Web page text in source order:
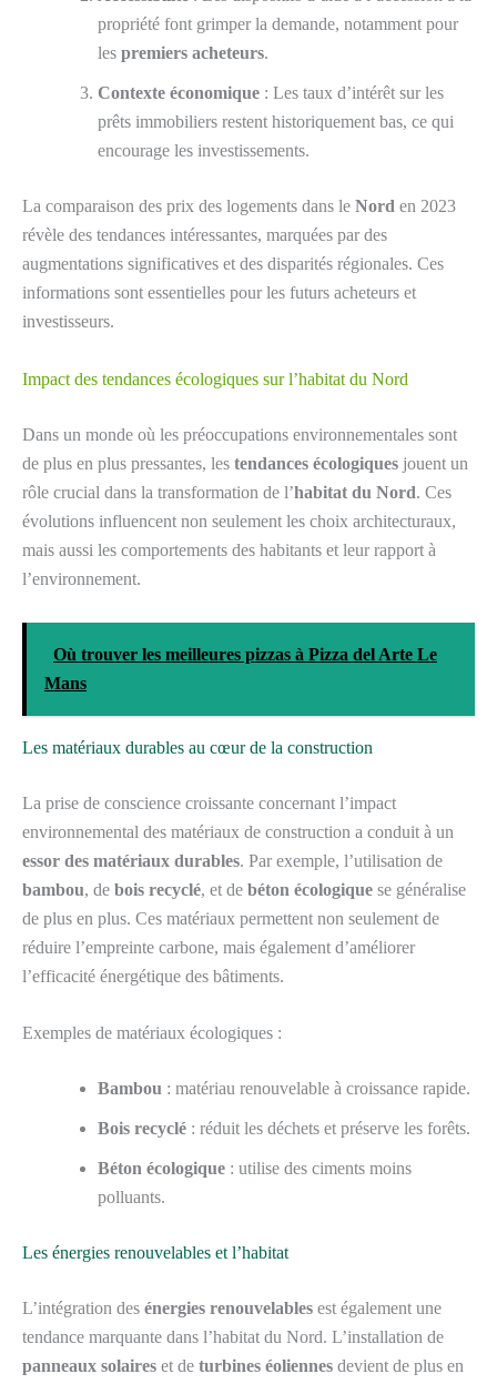
propriété font grimper la demande, notamment pour
les premiers acheteurs.
Contexte économique : Les taux d’intérêt sur les
prêts immobiliers restent historiquement bas, ce qui
encourage les investissements.
La comparaison des prix des logements dans le Nord en 2023
révèle des tendances intéressantes, marquées par des
augmentations significatives et des disparités régionales. Ces
informations sont essentielles pour les futurs acheteurs et
investisseurs.
Impact des tendances écologiques sur l’habitat du Nord
Dans un monde où les préoccupations environnementales sont
de plus en plus pressantes, les tendances écologiques jouent un
rôle crucial dans la transformation de l’habitat du Nord. Ces
évolutions influencent non seulement les choix architecturaux,
mais aussi les comportements des habitants et leur rapport à
l’environnement.
Où trouver les meilleures pizzas à Pizza del Arte Le
Mans
Les matériaux durables au cœur de la construction
La prise de conscience croissante concernant l’impact
environnemental des matériaux de construction a conduit à un
essor des matériaux durables. Par exemple, l’utilisation de
bambou, de bois recyclé, et de béton écologique se généralise
de plus en plus. Ces matériaux permettent non seulement de
réduire l’empreinte carbone, mais également d’améliorer
l’efficacité énergétique des bâtiments.
Exemples de matériaux écologiques :
Bambou : matériau renouvelable à croissance rapide.
Bois recyclé : réduit les déchets et préserve les forêts.
Béton écologique : utilise des ciments moins
polluants.
Les énergies renouvelables et l’habitat
L’intégration des énergies renouvelables est également une
tendance marquante dans l’habitat du Nord. L’installation de
panneaux solaires et de turbines éoliennes devient de plus en